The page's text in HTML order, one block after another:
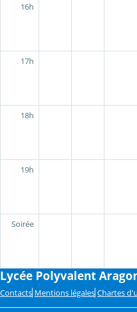
16h
17h
18h
19h
Soirée
Lycée Polyvalent
Contacts Mentions légales Chartes